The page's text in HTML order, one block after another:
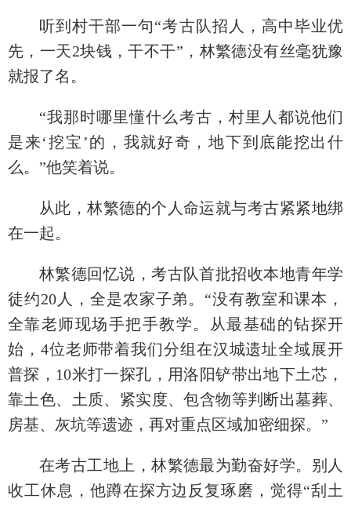
听到村干部一句“考古队招人，高中毕业优
先，一天2块钱，干不干”，林繁德没有丝毫犹豫
就报了名。
“我那时哪里懂什么考古，村里人都说他们
是来‘挖宝’的，我就好奇，地下到底能挖出什
么。”他笑着说。
从此，林繁德的个人命运就与考古紧紧地绑
在一起。
林繁德回忆说，考古队首批招收本地青年学
徒约20人，全是农家子弟。“没有教室和课本，
全靠老师现场手把手教学。从最基础的钻探开
始，4位老师带着我们分组在汉城遗址全域展开
普探，10米打一探孔，用洛阳铲带出地下土芯，
靠土色、土质、紧实度、包含物等判断出墓葬、
房基、灰坑等遗迹，再对重点区域加密细探。”
在考古工地上，林繁德最为勤奋好学。别人
收工休息，他蹲在探方边反复琢磨，觉得“刮土